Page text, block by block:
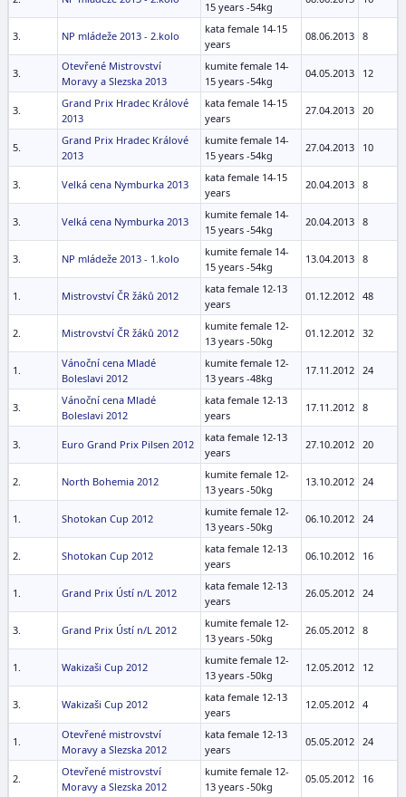
15 years -54kg
3. NP mládeže 2013 - 2.kolo
kata female 14-15
years
08.06.2013 8
3.
Otevřené Mistrovství
Moravy a Slezska 2013
kumite female 14-
15 years -54kg
04.05.2013 12
3.
Grand Prix Hradec Králové
2013
kata female 14-15
years
27.04.2013 20
5.
Grand Prix Hradec Králové
2013
kumite female 14-
15 years -54kg
27.04.2013 10
3. Velká cena Nymburka 2013
kata female 14-15
years
20.04.2013 8
3. Velká cena Nymburka 2013
kumite female 14-
15 years -54kg
20.04.2013 8
3. NP mládeže 2013 - 1.kolo
kumite female 14-
15 years -54kg
13.04.2013 8
1. Mistrovství ČR žáků 2012
kata female 12-13
years
01.12.2012 48
2. Mistrovství ČR žáků 2012
kumite female 12-
13 years -50kg
01.12.2012 32
1.
Vánoční cena Mladé
Boleslavi 2012
kumite female 12-
13 years -48kg
17.11.2012 24
3.
Vánoční cena Mladé
Boleslavi 2012
kata female 12-13
years
17.11.2012 8
3. Euro Grand Prix Pilsen 2012
kata female 12-13
years
27.10.2012 20
2. North Bohemia 2012
kumite female 12-
13 years -50kg
13.10.2012 24
1. Shotokan Cup 2012
kumite female 12-
13 years -50kg
06.10.2012 24
2. Shotokan Cup 2012
kata female 12-13
years
06.10.2012 16
1. Grand Prix Ústí n/L 2012
kata female 12-13
years
26.05.2012 24
3. Grand Prix Ústí n/L 2012
kumite female 12-
13 years -50kg
26.05.2012 8
1. Wakizaši Cup 2012
kumite female 12-
13 years -50kg
12.05.2012 12
3. Wakizaši Cup 2012
kata female 12-13
years
12.05.2012 4
1.
Otevřené mistrovství
Moravy a Slezska 2012
kata female 12-13
years
05.05.2012 24
2.
Otevřené mistrovství
Moravy a Slezska 2012
kumite female 12-
13 years -50kg
05.05.2012 16